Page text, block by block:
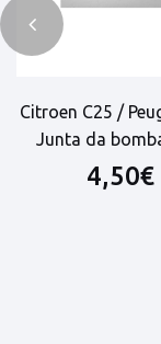
Citroen C25 /
Junta da
4,50€